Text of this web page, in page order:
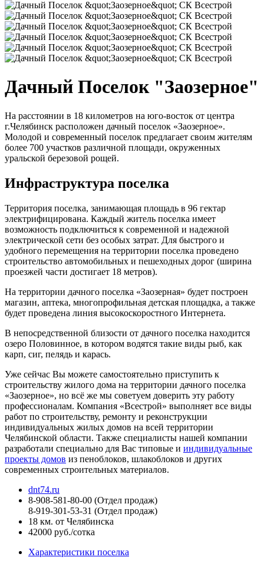
Дачный Поселок "Заозерное"
На расстоянии в 18 километров на юго-восток от центра
г.Челябинск расположен дачный поселок «Заозерное».
Молодой и современный поселок предлагает своим жителям
более 700 участков различной площади, окруженных
уральской березовой рощей.
Инфраструктура поселка
Территория поселка, занимающая площадь в 96 гектар
электрифицирована. Каждый житель поселка имеет
возможность подключиться к современной и надежной
электрической сети без особых затрат. Для быстрого и
удобного перемещения на территории поселка проведено
строительство автомобильных и пешеходных дорог (ширина
проезжей части достигает 18 метров).
На территории дачного поселка «Заозерная» будет построен
магазин, аптека, многопрофильная детская площадка, а также
будет проведена линия высокоскоростного Интернета.
В непосредственной близости от дачного поселка находится
озеро Половинное, в котором водятся такие виды рыб, как
карп, сиг, пелядь и карась.
Уже сейчас Вы можете самостоятельно приступить к
строительству жилого дома на территории дачного поселка
«Заозерное», но всё же мы советуем доверить эту работу
профессионалам. Компания «Всестрой» выполняет все виды
работ по строительству, ремонту и реконструкции
индивидуальных жилых домов на всей территории
Челябинской области. Также специалисты нашей компании
разработали специально для Вас типовые и индивидуальные
проекты домов из пеноблоков, шлакоблоков и других
современных строительных материалов.
dnt74.ru
8-908-581-80-00 (Отдел продаж)
8-919-301-53-31 (Отдел продаж)
18 км. от Челябинска
42000 руб./сотка
Характеристики поселка